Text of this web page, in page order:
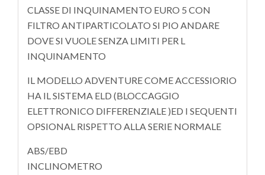
CLASSE DI INQUINAMENTO EURO 5 CON
FILTRO ANTIPARTICOLATO SI PIO ANDARE
DOVE SI VUOLE SENZA LIMITI PER L
INQUINAMENTO
IL MODELLO ADVENTURE COME ACCESSIORIO
HA IL SISTEMA ELD (BLOCCAGGIO
ELETTRONICO DIFFERENZIALE )ED I SEQUENTI
OPSIONAL RISPETTO ALLA SERIE NORMALE
ABS/EBD
INCLINOMETRO